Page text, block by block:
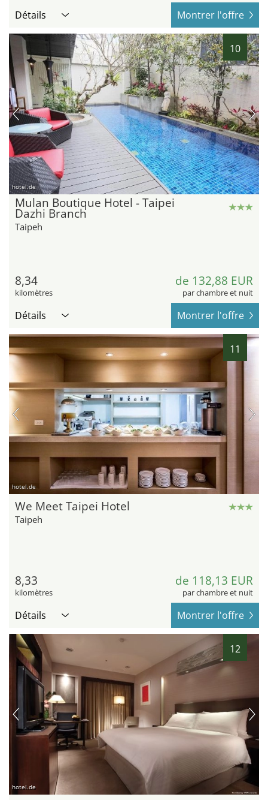
Détails Montrer l'offre
10
hotel.de
Mulan Boutique Hotel - Taipei
Dazhi Branch
Taipeh
8,34
kilomètres
de 132,88 EUR
par chambre et nuit
Détails Montrer l'offre
11
hotel.de
We Meet Taipei Hotel
Taipeh
8,33
kilomètres
de 118,13 EUR
par chambre et nuit
Détails Montrer l'offre
12
hotel.de